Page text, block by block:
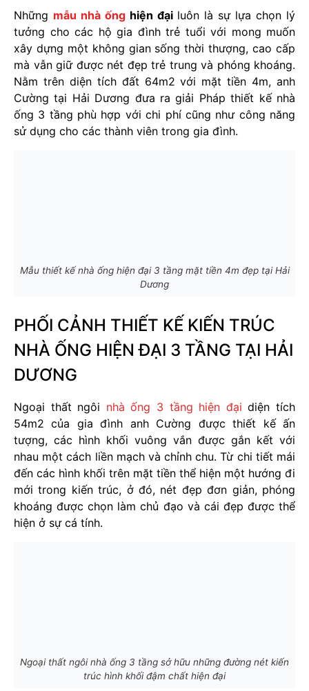
Những mẫu nhà ốnghiện đạiluôn là sự lựa chọn lý
tưởng cho các hộ gia đình trẻ tuổi với mong muốn
xây dựng một không gian sống thời thượng, cao cấp
mà vẫn giữ được nét đẹp trẻ trung và phóng khoáng.
Nằm trên diện tích đất 64m2 với mặt tiền 4m, anh
Cường tại Hải Dương đưa ra giải Pháp thiết kế nhà
ống 3 tầng phù hợp với chi phí cũng như công năng
sử dụng cho các thành viên trong gia đình.
Mẫu thiết kế nhà ống hiện đại 3 tầng mặt tiền 4m đẹp tại Hải
Dương
PHỐI CẢNH THIẾT KẾ KIẾN TRÚC
NHÀ ỐNG HIỆN ĐẠI 3 TẦNG TẠI HẢI
DƯƠNG
Ngoại thất ngôi nhà ống 3 tầng hiện đại diện tích
54m2 của gia đình anh Cường được thiết kế ấn
tượng, các hình khối vuông vắn được gắn kết với
nhau một cách liền mạch và chỉnh chu. Từ chi tiết mái
đến các hình khối trên mặt tiền thể hiện một hướng đi
mới trong kiến trúc, ở đó, nét đẹp đơn giản, phóng
khoáng được chọn làm chủ đạo và cái đẹp được thể
hiện ở sự cá tính.
Ngoại thất ngôi nhà ống 3 tầng sở hữu những đường nét kiến
trúc hình khối đậm chất hiện đại